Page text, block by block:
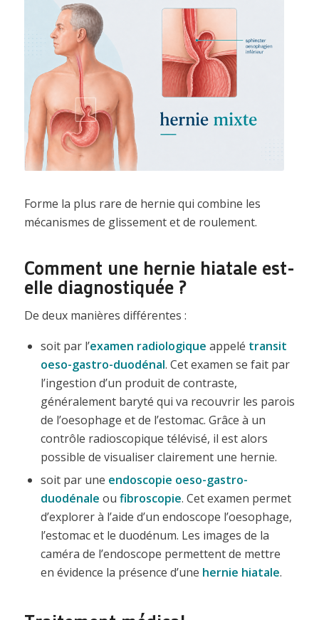
Forme la plus rare de hernie qui combine les
mécanismes de glissement et de roulement.
Comment une hernie hiatale est-
elle diagnostiquée ?
De deux manières différentes :
soit par l’examen radiologique appelé transit
oeso-gastro-duodénal. Cet examen se fait par
l’ingestion d’un produit de contraste,
généralement baryté qui va recouvrir les parois
de l’oesophage et de l’estomac. Grâce à un
contrôle radioscopique télévisé, il est alors
possible de visualiser clairement une hernie.
soit par une endoscopie oeso-gastro-
duodénale ou fibroscopie. Cet examen permet
d’explorer à l’aide d’un endoscope l’oesophage,
l’estomac et le duodénum. Les images de la
caméra de l’endoscope permettent de mettre
en évidence la présence d’une hernie hiatale.